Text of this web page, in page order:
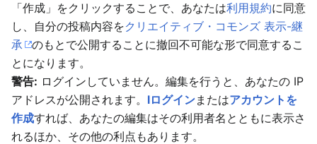
「作成」をクリックすることで、あなたは利用規約に同意
し、自分の投稿内容をクリエイティブ・コモンズ 表示-継
承
のもとで公開することに撤回不可能な形で同意するこ
とになります。
警告: ログインしていません。編集を行うと、あなたの IP
アドレスが公開されます。 lログインまたはアカウントを
作成すれば、あなたの編集はその利用者名とともに表示さ
れるほか、その他の利点もあります。